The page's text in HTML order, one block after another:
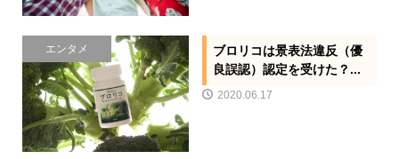
エンタメ
ブロリコは景表法違反（優
良誤認）認定を受けた？...
2020.06.17